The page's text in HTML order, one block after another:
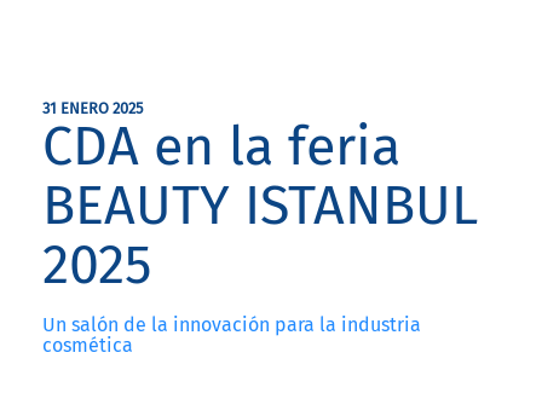
31 ENERO 2025
CDA en la feria
BEAUTY ISTANBUL
2025
Un salón de la innovación para la industria
cosmética